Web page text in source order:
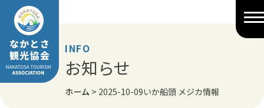
Skip
content
INFO
お知らせ
ホーム > 2025-10-09いか船頭 メジカ情報